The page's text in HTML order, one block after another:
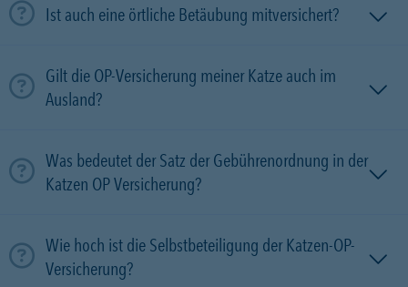
Ist auch eine örtliche Betäubung mitversichert?
Gilt die OP-Versicherung meiner Katze auch im
Ausland?
Was bedeutet der Satz der Gebührenordnung in der
Katzen OP Versicherung?
Wie hoch ist die Selbstbeteiligung der Katzen-OP-
Versicherung?